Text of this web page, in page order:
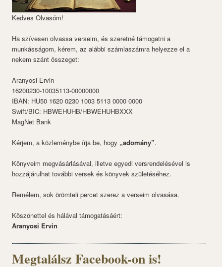
Kedves Olvasóm!
Ha szívesen olvassa verseim, és szeretné támogatni a
munkásságom, kérem, az alábbi számlaszámra helyezze el a
nekem szánt összeget:
Aranyosi Ervin
16200230-10035113-00000000
IBAN: HU50 1620 0230 1003 5113 0000 0000
Swift/BIC: HBWEHUHB/HBWEHUHBXXX
MagNet Bank
Kérjem, a közleménybe írja be, hogy „adomány”.
Könyveim megvásárlásával, illetve egyedi versrendelésével is
hozzájárulhat további versek és könyvek születéséhez.
Remélem, sok örömteli percet szerez a verseim olvasása.
Köszönettel és hálával támogatásáért:
Aranyosi Ervin
Megtalálsz Facebook-on is!